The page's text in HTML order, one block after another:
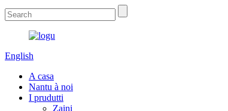
English
A casa
Nantu à noi
I prudutti
Zaini